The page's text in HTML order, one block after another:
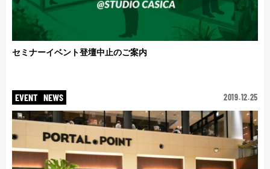
セミナーイベント登壇中止のご案内
EVENT NEWS 2019.12.25